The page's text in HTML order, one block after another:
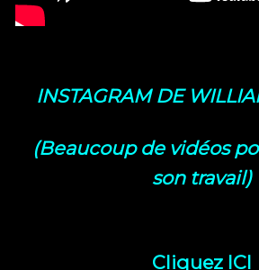
INSTAGRAM DE
(Beaucoup de vidéos
son travail)
Cliquez ICI